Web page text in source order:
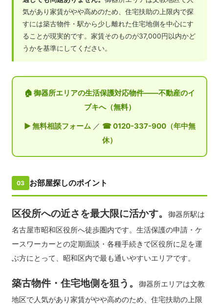
気があり家賃がやや高めのため、住宅扶助の上限内で探
すには築古物件・駅から少し離れた住宅地側を中心にす
ることが現実的です。家賃そのものが37,000円以内かど
うかを基準にしてください。
🏠 御器所エリアの生活保護対応物件——不動産のイ
ブキへ（無料）
▶ 無料相談フォーム ／ ☎ 0120-337-900（年中無
休）
03 お部屋探しのポイント
区役所への近さを最大限に活かす。御器所駅は
名古屋市昭和区役所へ徒歩圏内です。生活保護の申請・ケ
ースワーカーとの定期面談・各種手続きで区役所に足を運
ぶ方にとって、昭和区内で最も通いやすいエリアです。
築古物件・住宅地側を狙う。御器所エリアは文教
地区で人気があり家賃がやや高めのため、住宅扶助の上限